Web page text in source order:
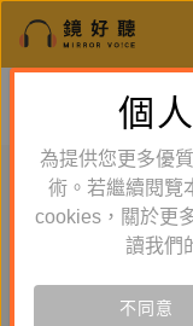
鏡好聽
體驗全面
聲音筆記：
篇小說選》
#經典文
個
為提供您更多優
術。若繼續閱覽
cookies，關於更
讀我們
不同意